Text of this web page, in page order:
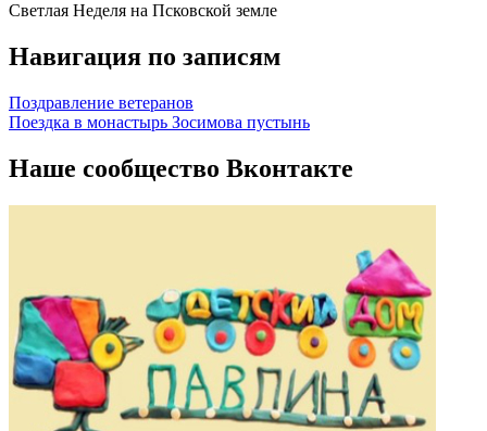
Светлая Неделя на Псковской земле
Навигация по записям
Поздравление ветеранов
Поездка в монастырь Зосимова пустынь
Наше сообщество Вконтакте